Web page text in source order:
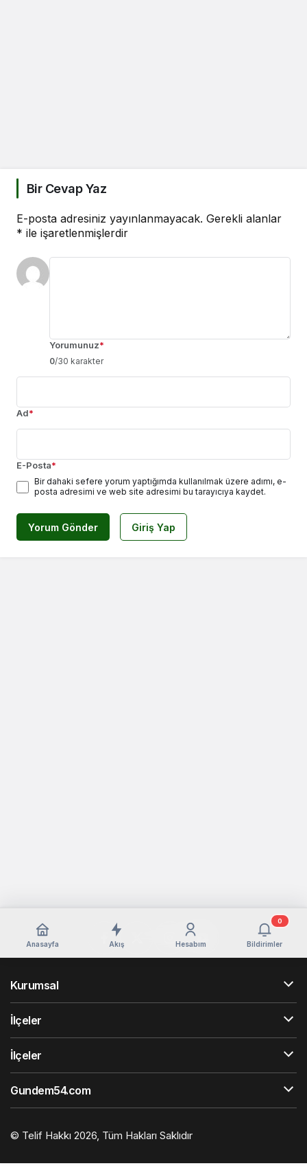
Bir Cevap Yaz
E-posta adresiniz yayınlanmayacak. Gerekli alanlar
* ile işaretlenmişlerdir
Yorumunuz*
0/30 karakter
Ad*
E-Posta*
Bir dahaki sefere yorum yaptığımda kullanılmak üzere adımı, e-
posta adresimi ve web site adresimi bu tarayıcıya kaydet.
Yorum Gönder Giriş Yap
Anasayfa Akış Hesabım Bildirimler
0
Kurumsal
İlçeler
İlçeler
Gundem54.com
© Telif Hakkı 2026, Tüm Hakları Saklıdır